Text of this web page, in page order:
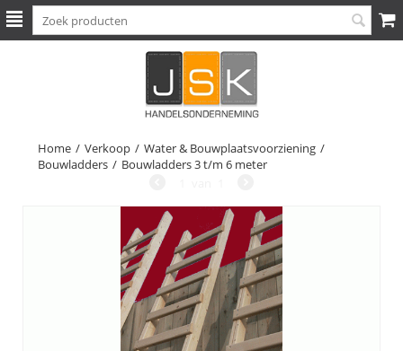
Home / Verkoop / Water & Bouwplaatsvoorziening /
Bouwladders / Bouwladders 3 t/m 6 meter